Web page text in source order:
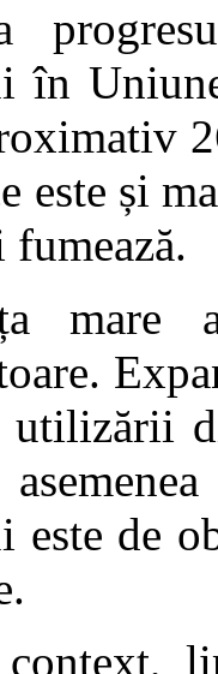
în
este și
fumează.
utilizării
este de